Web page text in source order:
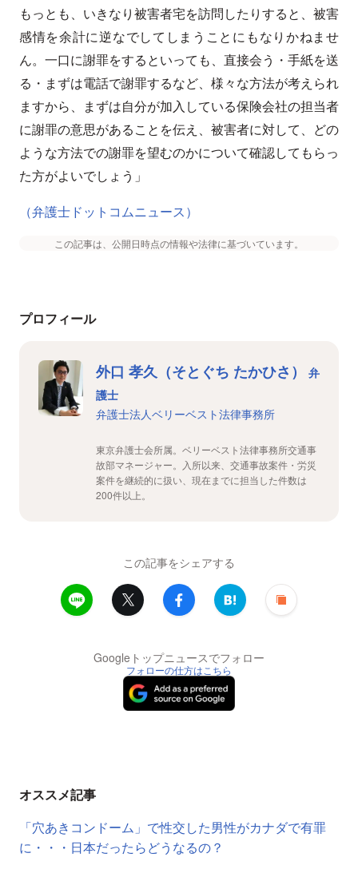
もっとも、いきなり被害者宅を訪問したりすると、被害
感情を余計に逆なでしてしまうことにもなりかねませ
ん。一口に謝罪をするといっても、直接会う・手紙を送
る・まずは電話で謝罪するなど、様々な方法が考えられ
ますから、まずは自分が加入している保険会社の担当者
に謝罪の意思があることを伝え、被害者に対して、どの
ような方法での謝罪を望むのかについて確認してもらっ
た方がよいでしょう」
（弁護士ドットコムニュース）
この記事は、公開日時点の情報や法律に基づいています。
プロフィール
外口 孝久（そとぐち たかひさ）
弁
護士
弁護士法人ベリーベスト法律事務所
東京弁護士会所属。ベリーベスト法律事務所交通事
故部マネージャー。入所以来、交通事故案件・労災
案件を継続的に扱い、現在までに担当した件数は
200件以上。
この記事をシェアする
Googleトップニュースでフォロー
フォローの仕方はこちら
オススメ記事
「穴あきコンドーム」で性交した男性がカナダで有罪
に・・・日本だったらどうなるの？